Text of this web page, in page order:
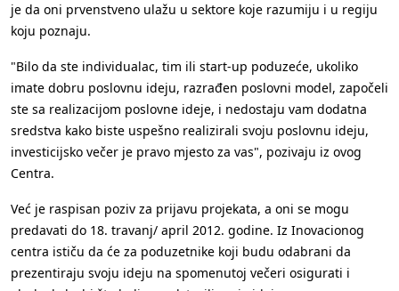
je da oni prvenstveno ulažu u sektore koje razumiju i u regiju
koju poznaju.
"Bilo da ste individualac, tim ili start-up poduzeće, ukoliko
imate dobru poslovnu ideju, razrađen poslovni model, započeli
ste sa realizacijom poslovne ideje, i nedostaju vam dodatna
sredstva kako biste uspešno realizirali svoju poslovnu ideju,
investicijsko večer je pravo mjesto za vas", pozivaju iz ovog
Centra.
Već je raspisan poziv za prijavu projekata, a oni se mogu
predavati do 18. travanj/ april 2012. godine. Iz Inovacionog
centra ističu da će za poduzetnike koji budu odabrani da
prezentiraju svoju ideju na spomenutoj večeri osigurati i